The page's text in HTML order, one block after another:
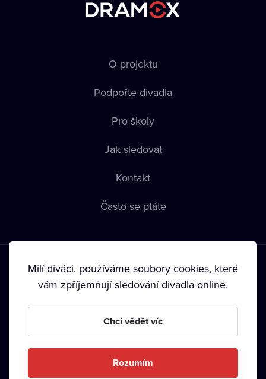
O projektu
Podpořte divadla
Pro školy
Jak sledovat
Kontakt
Často se ptáte
Podmínky používání • Ochrana soukromí • Zásady používání
• Autorská práva•
Milí diváci, používáme soubory cookies, které
vám zpříjemňují sledování divadla online.
Chci vědět víc
Rozumím